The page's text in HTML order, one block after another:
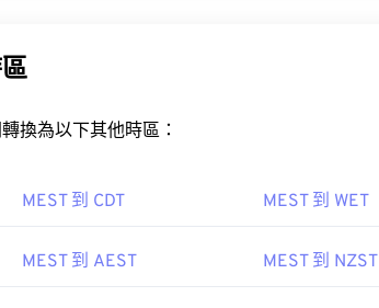
換為以下其他時區：
MEST 到 CDT MEST 到 WET
MEST 到 AEST MEST 到 NZST